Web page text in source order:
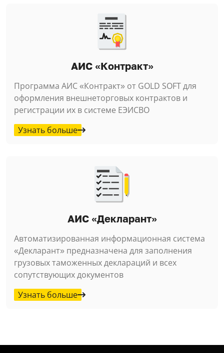
АИС «Контракт»
Программа АИС «Контракт» от GOLD SOFT для
оформления внешнеторговых контрактов и
регистрации их в системе ЕЭИСВО
Узнать больше
АИС «Декларант»
Автоматизированная информационная система
«Декларант» предназначена для заполнения
грузовых таможенных деклараций и всех
сопутствующих документов
Узнать больше